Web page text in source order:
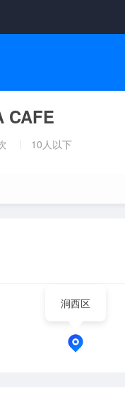
CAFE
10人以下
涧西区